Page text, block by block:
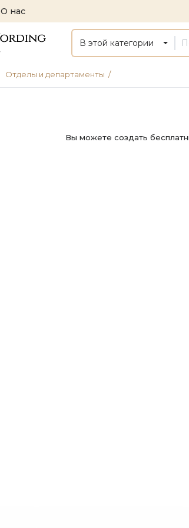
О нас
В этой категории
Отделы и департаменты /
Вы можете создать